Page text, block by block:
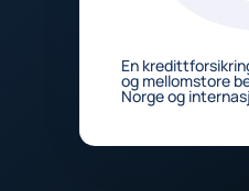
En
og mellomstore
Norge og